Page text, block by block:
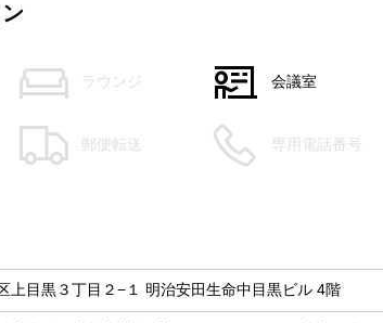
ラウンジ 会議室
郵便転送 専用電話番号
上目黒３丁目２−１ 明治安田生命中目黒ビル 4階